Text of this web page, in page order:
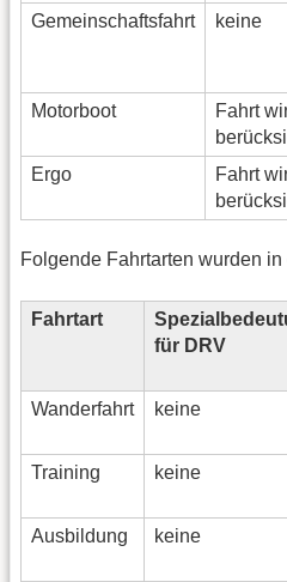
Gemeinschaftsfahrt
keine
Motorboot
Fahrt
Ergo
Fahrt
Folgende Fahrtarten wurden
Fahrtart
für DRV
Wanderfahrt keine
Training
keine
Ausbildung
keine